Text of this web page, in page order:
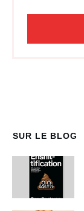
SUR LE BLOG